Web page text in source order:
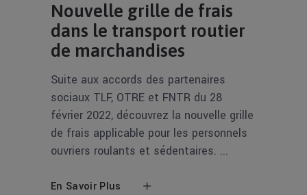
Nouvelle grille de frais
dans le transport routier
de marchandises
Suite aux accords des partenaires
sociaux TLF, OTRE et FNTR du 28
février 2022, découvrez la nouvelle grille
de frais applicable pour les personnels
ouvriers roulants et sédentaires.
En Savoir Plus